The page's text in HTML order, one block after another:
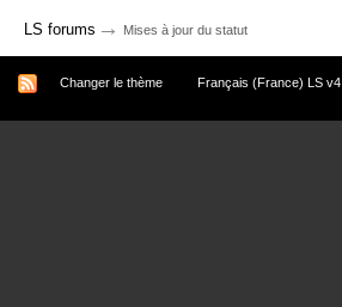
LS forums → Mises à jour du statut
Changer le thème Français (France) LS v4